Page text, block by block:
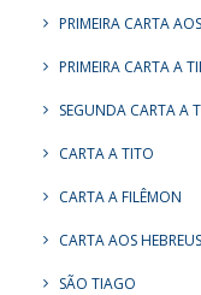
PRIMEIRA CARTA
PRIMEIRA CARTA A
SEGUNDA CARTA A
CARTA A TITO
CARTA A FILÊMON
CARTA AOS HEBREUS
SÃO TIAGO